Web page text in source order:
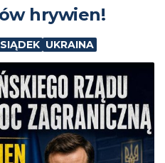
hrywien!
UKRAINA